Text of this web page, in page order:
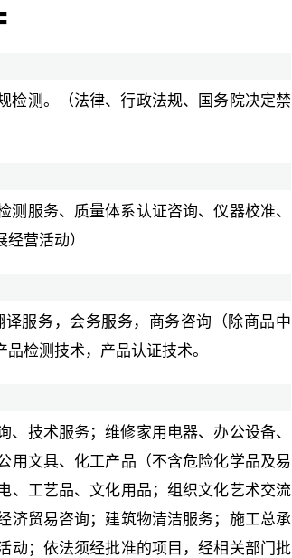
检测。（法律、行政法规、国务院决定禁
测服务、质量体系认证咨询、仪器校准、
营活动）
服务，会务服务，商务咨询（除商品中
检测技术，产品认证技术。
、技术服务；维修家用电器、办公设备、
用文具、化工产品（不含危险化学品及易
、工艺品、文化用品；组织文化艺术交流
济贸易咨询；建筑物清洁服务；施工总承
动；依法须经批准的项目，经相关部门批